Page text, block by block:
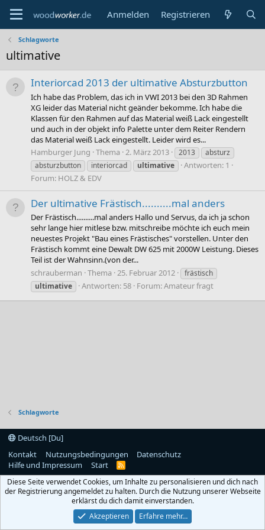
Anmelden Registrieren
Schlagworte
ultimative
Interiorcad 2013 der ultimative Absturzbutton
Ich habe das Problem, das ich in VWI 2013 bei den 3D Rahmen
XG leider das Material nicht geänder bekomme. Ich habe die
Klassen für den Rahmen auf das Material weiß Lack eingestellt
und auch in der objekt info Palette unter dem Reiter Rendern
das Material weiß Lack eingestellt. Leider wird es...
Hamburger Jung Thema 2. März 2013 2013
absturz
absturzbutton
interiorcad ultimative
Antworten: 1
Forum: HOLZ & EDV
Der ultimative Frästisch..........mal anders
Der Frästisch..........mal anders Hallo und Servus, da ich ja schon
sehr lange hier mitlese bzw. mitschreibe möchte ich euch mein
neuestes Projekt "Bau eines Frästisches" vorstellen. Unter den
Frästisch kommt eine Dewalt DW 625 mit 2000W Leistung. Dieses
Teil ist der Wahnsinn.(von der...
schrauberman Thema 25. Februar 2012
frästisch
ultimative
Antworten: 58 Forum:Amateur fragt
Schlagworte
Deutsch [Du]
Kontakt
Nutzungsbedingungen
Datenschutz
Hilfe und Impressum
Start
R
S
Diese Seite verwendet Cookies, um Inhalte zu personalisieren und dich nach
der Registrierung angemeldet zu halten. Durch die Nutzung unserer Webseite
erklärst du dich damit einverstanden.
Akzeptieren
Erfahre mehr…